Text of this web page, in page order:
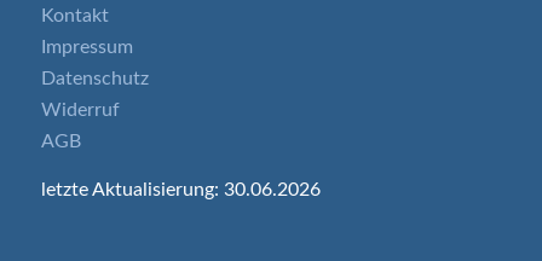
Kontakt
Impressum
Datenschutz
Widerruf
AGB
letzte Aktualisierung: 30.06.2026